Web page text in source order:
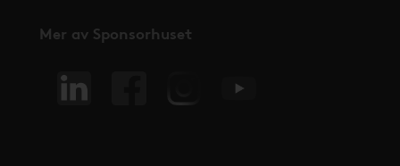
Mer av Sponsorhuset